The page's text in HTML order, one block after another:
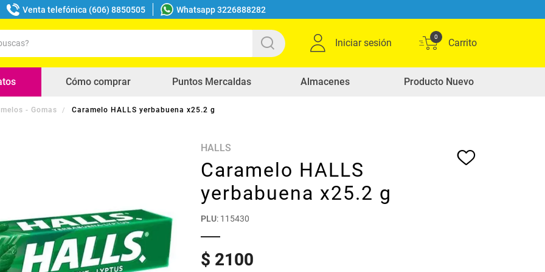
Venta telefónica (606) 8850505 Whatsapp 3226888282
Iniciar sesión
0
Cómo comprar Puntos Mercaldas Almacenes Producto Nuevo
- Gomas Caramelo HALLS yerbabuena x25.2 g
HALLS
Caramelo HALLS
yerbabuena x25.2 g
PLU: 115430
$ 2100
buscados